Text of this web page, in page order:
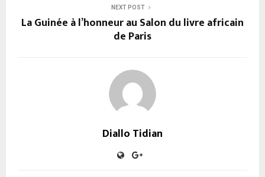
NEXT POST
La Guinée à l’honneur au Salon du livre africain
de Paris
Diallo Tidian